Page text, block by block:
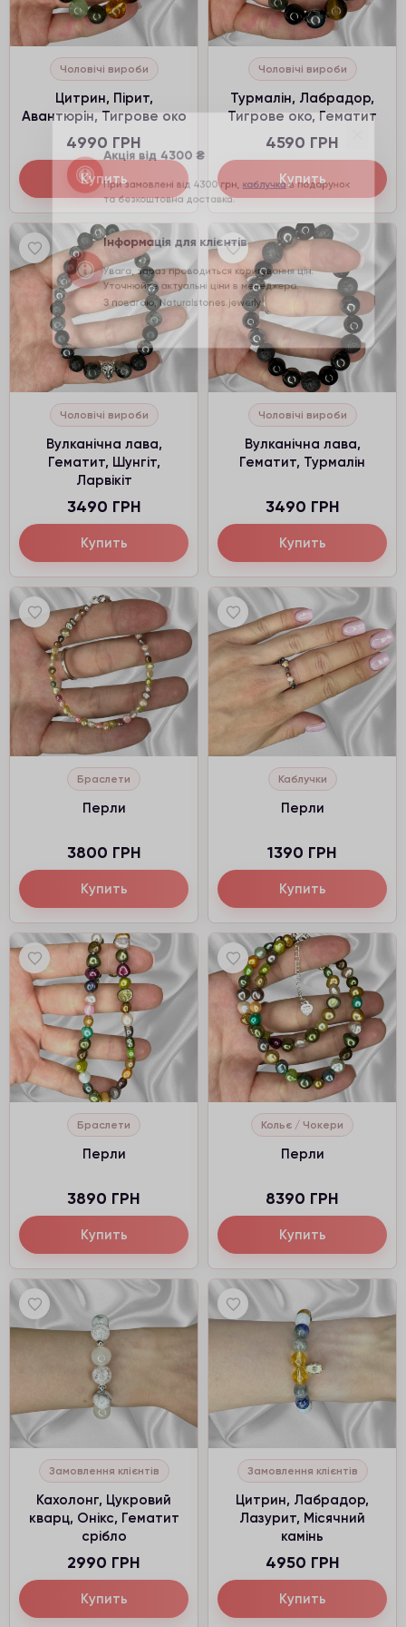
Акція від 4300 ₴
При замовлені від 4300 грн, каблучка
в подарунок
та безкоштовна доставка.
Інформація для клієнтів
Увага, зараз проводиться коригування цін.
Уточнюйте актуальні ціни в менеджера.
З повагою, Naturalstones.jewerly
Чоловічі вироби
Цитрин, Пірит,
Авантюрін, Тигрове око
4990 ГРН
Купить
Чоловічі вироби
Турмалін, Лабрадор,
Тигрове око, Гематит
4590 ГРН
Купить
Чоловічі вироби
Вулканічна лава,
Гематит, Шунгіт,
Ларвікіт
3490 ГРН
Купить
Чоловічі вироби
Вулканічна лава,
Гематит, Турмалін
3490 ГРН
Купить
Браслети
Перли
3800 ГРН
Купить
Каблучки
Перли
1390 ГРН
Купить
Браслети
Перли
3890 ГРН
Купить
Кольє / Чокери
Перли
8390 ГРН
Купить
Замовлення клієнтів
Кахолонг, Цукровий
кварц, Онікс, Гематит
срібло
2990 ГРН
Купить
Замовлення клієнтів
Цитрин, Лабрадор,
Лазурит, Місячний
камінь
4950 ГРН
Купить